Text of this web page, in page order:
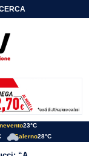
23°C
Salerno28°C